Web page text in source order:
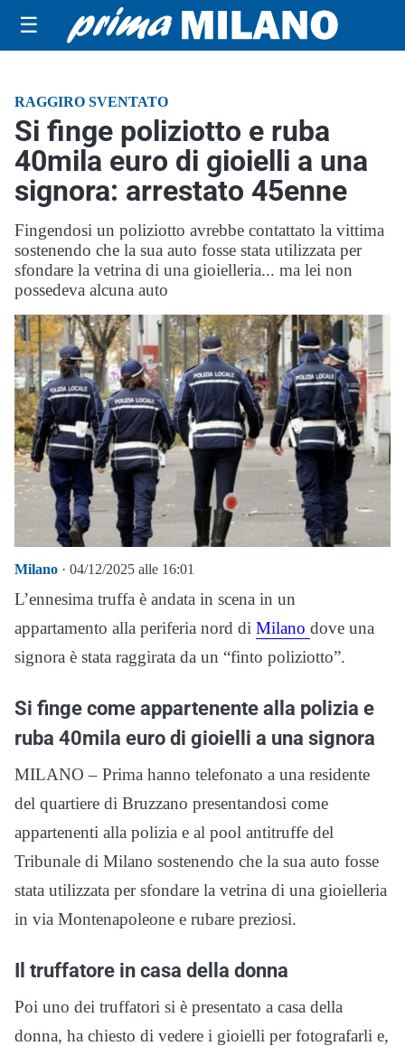
☰
RAGGIRO SVENTATO
Si finge poliziotto e ruba
40mila euro di gioielli a una
signora: arrestato 45enne
Fingendosi un poliziotto avrebbe contattato la vittima
sostenendo che la sua auto fosse stata utilizzata per
sfondare la vetrina di una gioielleria... ma lei non
possedeva alcuna auto
Milano · 04/12/2025 alle 16:01
L’ennesima truffa è andata in scena in un
appartamento alla periferia nord di Milano dove una
signora è stata raggirata da un “finto poliziotto”.
Si finge come appartenente alla polizia e
ruba 40mila euro di gioielli a una signora
MILANO – Prima hanno telefonato a una residente
del quartiere di Bruzzano presentandosi come
appartenenti alla polizia e al pool antitruffe del
Tribunale di Milano sostenendo che la sua auto fosse
stata utilizzata per sfondare la vetrina di una gioielleria
in via Montenapoleone e rubare preziosi.
Il truffatore in casa della donna
Poi uno dei truffatori si è presentato a casa della
donna, ha chiesto di vedere i gioielli per fotografarli e,